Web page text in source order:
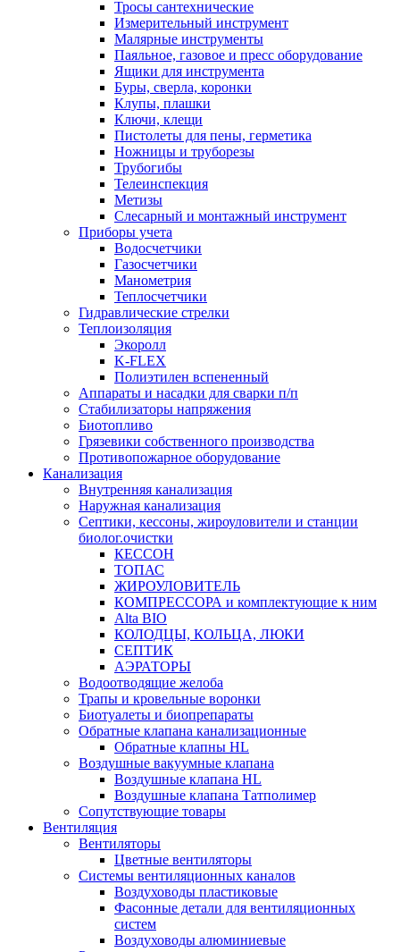
Тросы сантехнические
Измерительный инструмент
Малярные инструменты
Паяльное, газовое и пресс оборудование
Ящики для инструмента
Буры, сверла, коронки
Клупы, плашки
Ключи, клещи
Пистолеты для пены, герметика
Ножницы и труборезы
Трубогибы
Телеинспекция
Метизы
Слесарный и монтажный инструмент
Приборы учета
Водосчетчики
Газосчетчики
Манометрия
Теплосчетчики
Гидравлические стрелки
Теплоизоляция
Экоролл
K-FLEX
Полиэтилен вспененный
Аппараты и насадки для сварки п/п
Стабилизаторы напряжения
Биотопливо
Грязевики собственного производства
Противопожарное оборудование
Канализация
Внутренняя канализация
Наружная канализация
Септики, кессоны, жироуловители и станции
биолог.очистки
КЕССОН
ТОПАС
ЖИРОУЛОВИТЕЛЬ
КОМПРЕССОРА и комплектующие к ним
Alta BIO
КОЛОДЦЫ, КОЛЬЦА, ЛЮКИ
СЕПТИК
АЭРАТОРЫ
Водоотводящие желоба
Трапы и кровельные воронки
Биотуалеты и биопрепараты
Обратные клапана канализационные
Обратные клапны HL
Воздушные вакуумные клапана
Воздушные клапана HL
Воздушные клапана Татполимер
Сопутствующие товары
Вентиляция
Вентиляторы
Цветные вентиляторы
Системы вентиляционных каналов
Воздуховоды пластиковые
Фасонные детали для вентиляционных
систем
Воздуховоды алюминиевые